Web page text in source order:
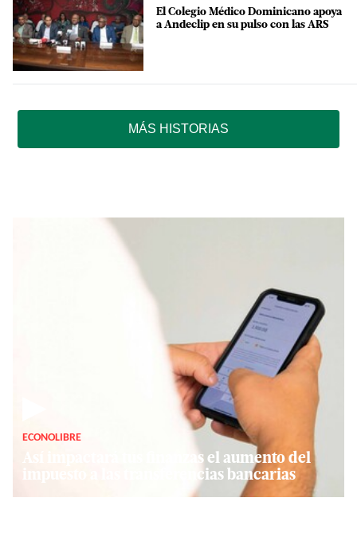
El Colegio Médico Dominicano apoya
a Andeclip en su pulso con las ARS
MÁS HISTORIAS
ECONOLIBRE
Así impactará tus finanzas el aumento del
impuesto a las transferencias bancarias